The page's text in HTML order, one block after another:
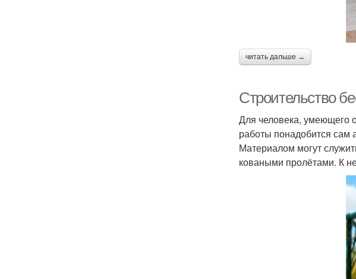
читать дальше →
Строительство
Для человека, умеющего
работы понадобится сам
Материалом могут
коваными пролётами. К